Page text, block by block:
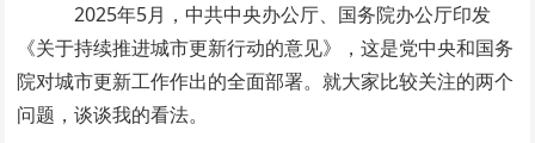
2025年5月，中共中央办公厅、国务院办公厅印发
《关于持续推进城市更新行动的意见》，这是党中央和国务
院对城市更新工作作出的全面部署。就大家比较关注的两个
问题，谈谈我的看法。